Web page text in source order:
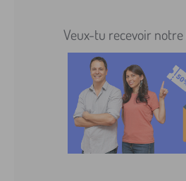
Veux-tu recevoir